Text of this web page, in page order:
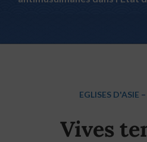
EGLISES D'ASIE –
Vives